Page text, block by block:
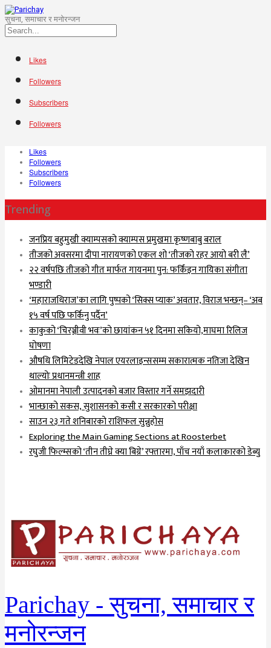
सुचना, समाचार र मनोरन्जन
Likes
Followers
Subscribers
Followers
Likes
Followers
Subscribers
Followers
Trending
जनप्रिय बहुमुखी क्याम्पसको क्याम्पस प्रमुखमा कृष्णबाबु बराल
तीजको अवसरमा दीपा नारायणको एकल शो ‘तीजको रहर आयो बरी लै’
२२ वर्षपछि तीजको गीत मार्फत गायनमा पुन: फर्किंइन गायिका संगीता
भण्डारी
‘महाराजधिराज’का लागि पुष्पको ‘सिक्स प्याक’ अवतार, विराज भन्छन्– ‘अब
१५ वर्ष पछि फर्किनु पर्दैन’
काकुको ‘चिरञ्जीवी भवः’को छायांकन ५१ दिनमा सकियो,माघमा रिलिज
घोषणा
औषधि लिमिटेडदेखि नेपाल एयरलाइन्ससम्म सकारात्मक नतिजा देखिन
थाल्योः प्रधानमन्त्री शाह
ओमानमा नेपाली उत्पादनको बजार विस्तार गर्ने समझदारी
भान्छाको सकस, सुशासनको कसी र सरकारको परीक्षा
साउन २३ गते शनिबारको राशिफल सुन्नुहोस
Exploring the Main Gaming Sections at Roosterbet
रघुजी फिल्म्सको ‘तीन तीघ्रे क्या बिग्रे’ रफ्तारमा, पाँच नयाँ कलाकारको डेब्यु
Parichay - सुचना, समाचार र
मनोरन्जन